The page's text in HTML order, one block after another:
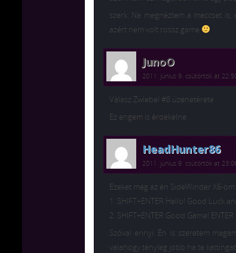
szerk: Na megnéztem a meccset
azért nem volt rossz game
JunoO
2011. június 9. csütörtök at
Válasz Zwiebel #8 üzenetérete
Ez engem is érdekelne
HeadHunter86
2011. június 9. csütörtök at
Ezeket még az én SideWinder X6-
1. SHIFT+ENTER Hello! Good Luck
2. SHIFT+ENTER Good Game! ENTER
Szóval ennyi. Én is szeretem
valahogy tényleg jobb ha te